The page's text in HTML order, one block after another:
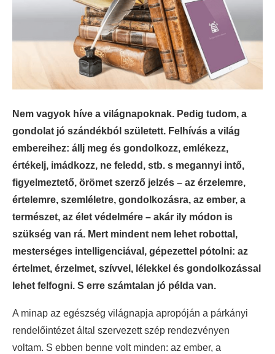
Nem vagyok híve a világnapoknak. Pedig tudom, a
gondolat jó szándékból született. Felhívás a világ
embereihez: állj meg és gondolkozz, emlékezz,
értékelj, imádkozz, ne feledd, stb. s megannyi intő,
figyelmeztető, örömet szerző jelzés – az érzelemre,
értelemre, szemléletre, gondolkozásra, az ember, a
természet, az élet védelmére – akár ily módon is
szükség van rá. Mert mindent nem lehet robottal,
mesterséges intelligenciával, gépezettel pótolni: az
értelmet, érzelmet, szívvel, lélekkel és gondolkozással
lehet felfogni. S erre számtalan jó példa van.
A minap az egészség világnapja apropóján a párkányi
rendelőintézet által szervezett szép rendezvényen
voltam. S ebben benne volt minden: az ember, a